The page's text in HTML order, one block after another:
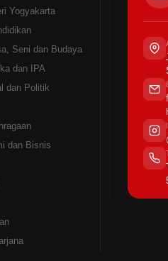
Yogyakarta
Seni dan Budaya
dan IPA
dan Politik
dan Bisnis